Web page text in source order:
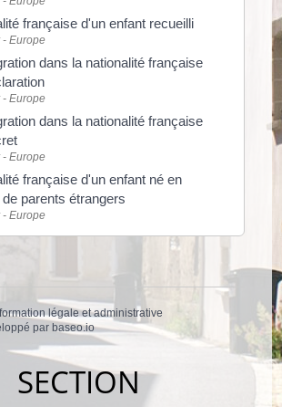
française d'un enfant recueilli
- Europe
dans la nationalité française
- Europe
dans la nationalité française
- Europe
française d'un enfant né en
parents étrangers
- Europe
légale et administrative
par baseo.io
SECTION